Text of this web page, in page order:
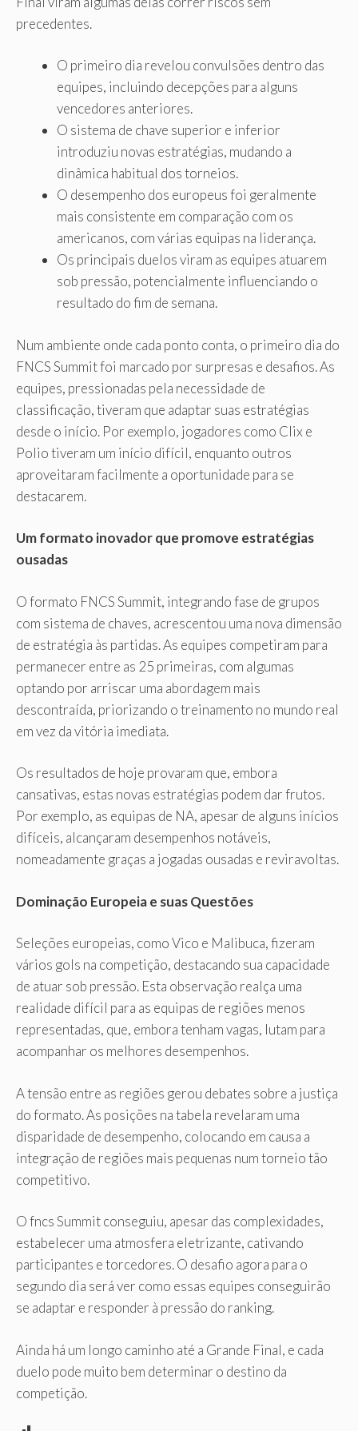
precedentes.
O primeiro dia revelou convulsões dentro das
equipes, incluindo decepções para alguns
vencedores anteriores.
O sistema de chave superior e inferior
introduziu novas estratégias, mudando a
dinâmica habitual dos torneios.
O desempenho dos europeus foi geralmente
mais consistente em comparação com os
americanos, com várias equipas na liderança.
Os principais duelos viram as equipes atuarem
sob pressão, potencialmente influenciando o
resultado do fim de semana.
Num ambiente onde cada ponto conta, o primeiro dia do
FNCS Summit foi marcado por surpresas e desafios. As
equipes, pressionadas pela necessidade de
classificação, tiveram que adaptar suas estratégias
desde o início. Por exemplo, jogadores como Clix e
Polio tiveram um início difícil, enquanto outros
aproveitaram facilmente a oportunidade para se
destacarem.
Um formato inovador que promove estratégias
ousadas
O formato FNCS Summit, integrando fase de grupos
com sistema de chaves, acrescentou uma nova dimensão
de estratégia às partidas. As equipes competiram para
permanecer entre as 25 primeiras, com algumas
optando por arriscar uma abordagem mais
descontraída, priorizando o treinamento no mundo real
em vez da vitória imediata.
Os resultados de hoje provaram que, embora
cansativas, estas novas estratégias podem dar frutos.
Por exemplo, as equipas de NA, apesar de alguns inícios
difíceis, alcançaram desempenhos notáveis,
nomeadamente graças a jogadas ousadas e reviravoltas.
Dominação Europeia e suas Questões
Seleções europeias, como Vico e Malibuca, fizeram
vários gols na competição, destacando sua capacidade
de atuar sob pressão. Esta observação realça uma
realidade difícil para as equipas de regiões menos
representadas, que, embora tenham vagas, lutam para
acompanhar os melhores desempenhos.
A tensão entre as regiões gerou debates sobre a justiça
do formato. As posições na tabela revelaram uma
disparidade de desempenho, colocando em causa a
integração de regiões mais pequenas num torneio tão
competitivo.
O fncs Summit conseguiu, apesar das complexidades,
estabelecer uma atmosfera eletrizante, cativando
participantes e torcedores. O desafio agora para o
segundo dia será ver como essas equipes conseguirão
se adaptar e responder à pressão do ranking.
Ainda há um longo caminho até a Grande Final, e cada
duelo pode muito bem determinar o destino da
competição.